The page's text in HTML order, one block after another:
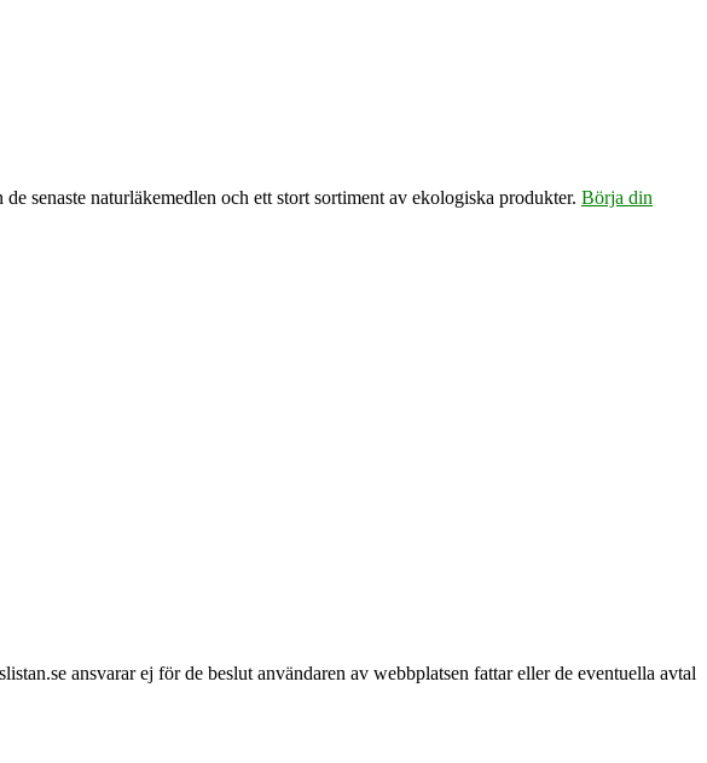
senaste naturläkemedlen och ett stort sortiment av ekologiska produkter. Börja din
ansvarar ej för de beslut användaren av webbplatsen fattar eller de eventuella avtal